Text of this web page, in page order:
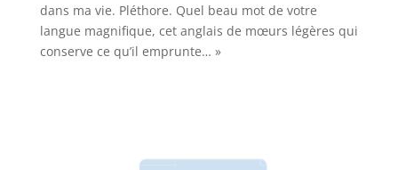
dans ma vie. Pléthore. Quel beau mot de votre
langue magnifique, cet anglais de mœurs légères qui
conserve ce qu’il emprunte… »